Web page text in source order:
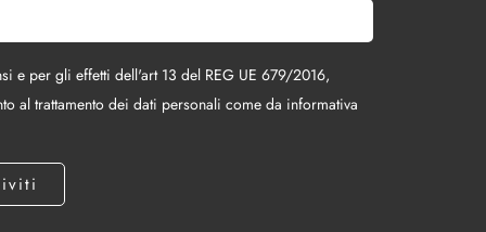
e per gli effetti dell'art 13 del REG UE 679/2016,
al trattamento dei dati personali come da informativa